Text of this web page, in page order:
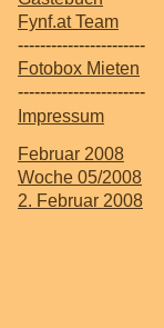
Fynf.at Team
-----------------------
Fotobox Mieten
-----------------------
Impressum
Februar 2008
Woche 05/2008
2. Februar 2008